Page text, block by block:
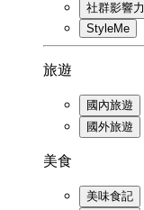
社群影響力
StyleMe
旅遊
國內旅遊
國外旅遊
美食
美味食記